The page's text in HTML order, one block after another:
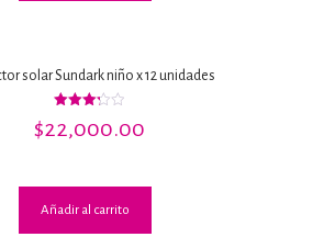
solar Sundark niño x 12 unidades
con
$22,000.00
Añadir al carrito